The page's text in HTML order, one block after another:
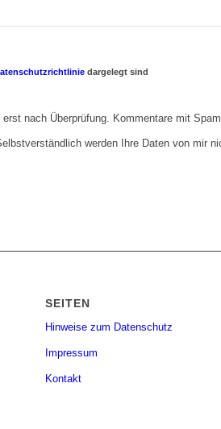
dargelegt sind
nach Überprüfung. Kommentare mit
werden Ihre Daten von mir
SEITEN
Hinweise zum Datenschutz
Impressum
Kontakt